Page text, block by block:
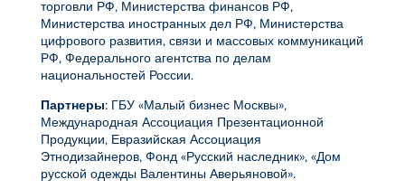
торговли РФ, Министерства финансов РФ,
Министерства иностранных дел РФ, Министерства
цифрового развития, связи и массовых коммуникаций
РФ, Федерального агентства по делам
национальностей России.
Партнеры: ГБУ «Малый бизнес Москвы»,
Международная Ассоциация Презентационной
Продукции, Евразийская Ассоциация
Этнодизайнеров, Фонд «Русский наследник», «Дом
русской одежды Валентины Аверьяновой».